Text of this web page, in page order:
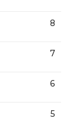
8
7
6
5